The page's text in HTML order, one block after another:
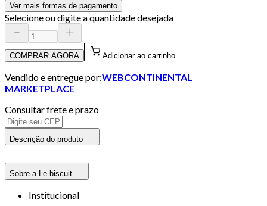
Ver mais formas de pagamento
Selecione ou digite a quantidade desejada
COMPRAR AGORA Adicionar ao carrinho
Vendido e entregue por:WEBCONTINENTAL
MARKETPLACE
Consultar frete e prazo
Descrição do produto
Sobre a Le biscuit
Institucional